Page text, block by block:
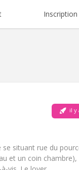
Inscription
il y
situant rue du
et un coin
Atmosphère:
Non-
Animaux de